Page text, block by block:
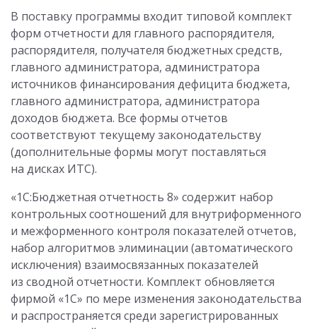
В поставку программы входит типовой комплект
форм отчетности для главного распорядителя,
распорядителя, получателя бюджетных средств,
главного администратора, администратора
источников финансирования дефицита бюджета,
главного администратора, администратора
доходов бюджета. Все формы отчетов
соответствуют текущему законодательству
(дополнительные формы могут поставляться
на дисках ИТС).
«1С:Бюджетная отчетность 8» содержит набор
контрольных соотношений для внутриформенного
и межформенного контроля показателей отчетов,
набор алгоритмов элиминации (автоматического
исключения) взаимосвязанных показателей
из сводной отчетности. Комплект обновляется
фирмой «1С» по мере изменения законодательства
и распространяется среди зарегистрированных